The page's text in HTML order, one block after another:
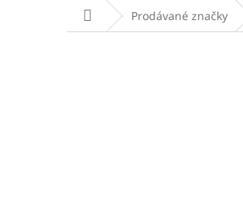
Domů Prodávané značky